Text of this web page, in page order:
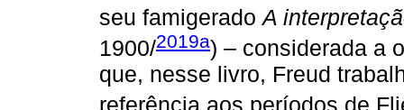
seu famigeradoA
1900/2019a) – considerada a
que, nesse livro, Freud